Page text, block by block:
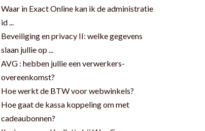
Waar in Exact Online kan ik de administratie
id ...
Beveiliging en privacy II: welke gegevens
slaan jullie op ...
AVG : hebben jullie een verwerkers-
overeenkomst?
Hoe werkt de BTW voor webwinkels?
Hoe gaat de kassa koppeling om met
cadeaubonnen?